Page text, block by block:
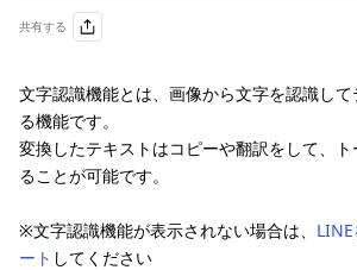
共有する
文字認識機能とは、画像から文字を認識して
る機能です。
変換したテキストはコピーや翻訳をして、
ることが可能です。
※文字認識機能が表示されない場合は、
ート してください